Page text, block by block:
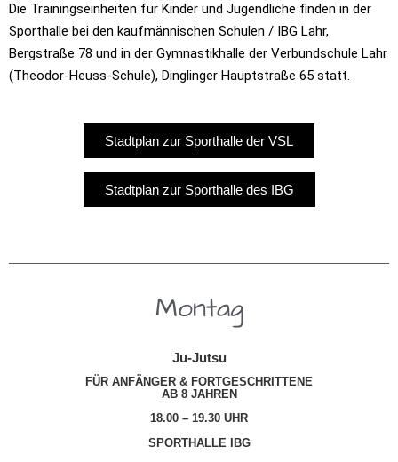
Die Trainingseinheiten für Kinder und Jugendliche finden in der
Sporthalle bei den kaufmännischen Schulen / IBG Lahr,
Bergstraße 78 und in der Gymnastikhalle der Verbundschule Lahr
(Theodor-Heuss-Schule), Dinglinger Hauptstraße 65 statt.
Stadtplan zur Sporthalle der VSL
Stadtplan zur Sporthalle des IBG
Montag
Ju-Jutsu
FÜR ANFÄNGER & FORTGESCHRITTENE
AB 8 JAHREN
18.00 – 19.30 UHR
SPORTHALLE IBG